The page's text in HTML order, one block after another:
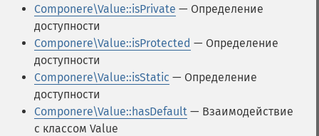
Componere\Value::isPrivate — Определение
доступности
Componere\Value::isProtected — Определение
доступности
Componere\Value::isStatic — Определение
доступности
Componere\Value::hasDefault — Взаимодействие
с классом Value